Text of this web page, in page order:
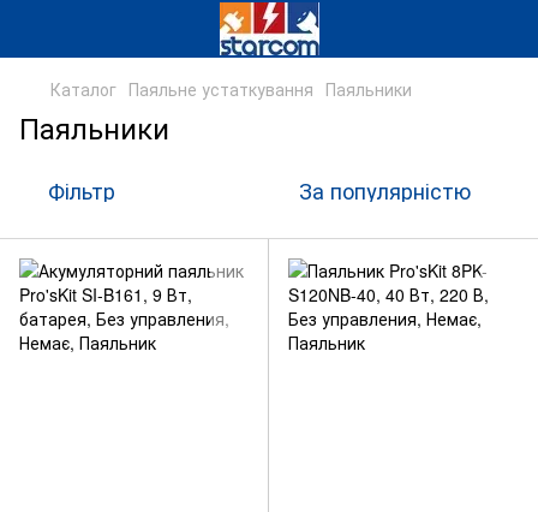
Каталог Паяльне устаткування Паяльники
Паяльники
Фільтр За популярністю